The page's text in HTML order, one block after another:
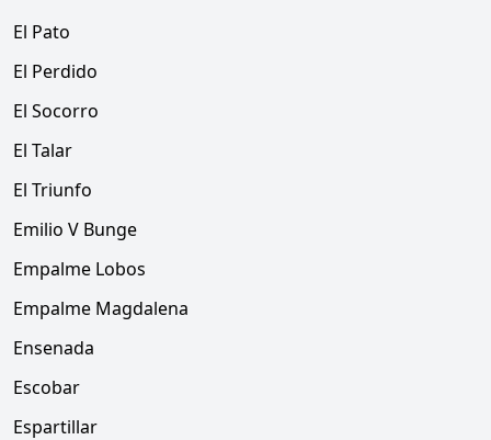
El Pato
El Perdido
El Socorro
El Talar
El Triunfo
Emilio V Bunge
Empalme Lobos
Empalme Magdalena
Ensenada
Escobar
Espartillar